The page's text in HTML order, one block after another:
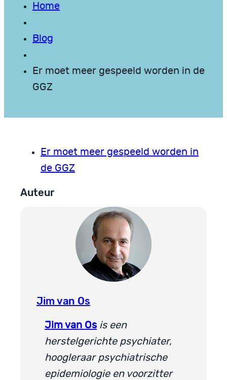
Home
Blog
Er moet meer gespeeld worden in de
GGZ
Er moet meer gespeeld worden in
de GGZ
Auteur
Jim van Os
Jim van Os is een
herstelgerichte psychiater,
hoogleraar psychiatrische
epidemiologie en voorzitter